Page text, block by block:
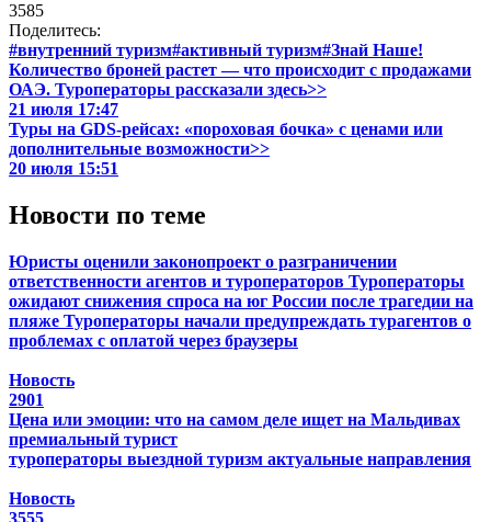
3585
Поделитесь:
#внутренний туризм#активный туризм#Знай Наше!
Количество броней растет — что происходит с продажами
ОАЭ. Туроператоры рассказали здесь>>
21 июля 17:47
Туры на GDS-рейсах: «пороховая бочка» с ценами или
дополнительные возможности>>
20 июля 15:51
Новости по теме
Юристы оценили законопроект о разграничении
ответственности агентов и туроператоров Туроператоры
ожидают снижения спроса на юг России после трагедии на
пляже Туроператоры начали предупреждать турагентов о
проблемах с оплатой через браузеры
Новость
2901
Цена или эмоции: что на самом деле ищет на Мальдивах
премиальный турист
туроператоры выездной туризм актуальные направления
Новость
3555